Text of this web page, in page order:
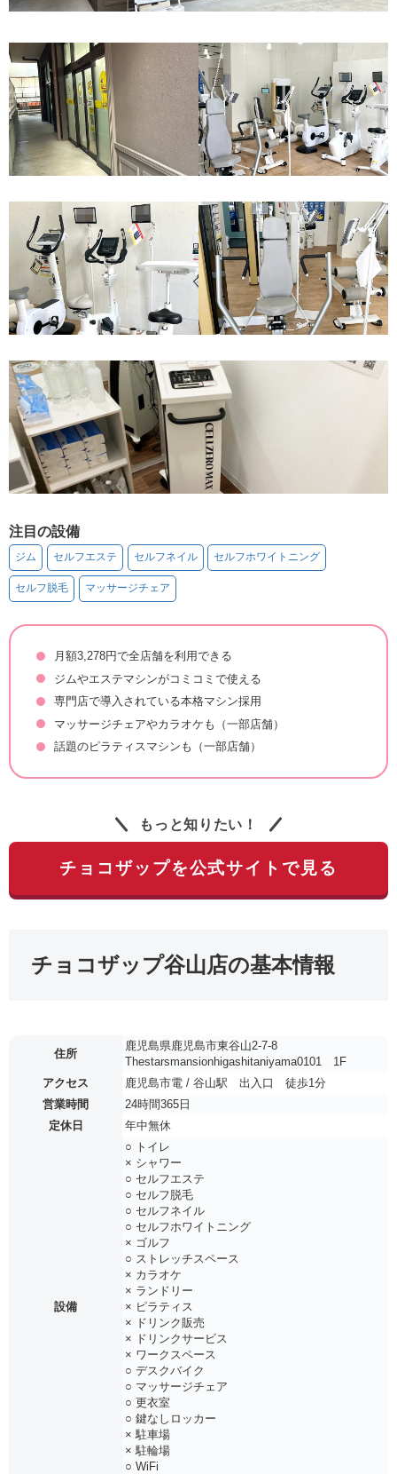
注目の設備
ジム セルフエステ セルフネイル セルフホワイトニング
セルフ脱毛 マッサージチェア
月額3,278円で全店舗を利用できる
ジムやエステマシンがコミコミで使える
専門店で導入されている本格マシン採用
マッサージチェアやカラオケも（一部店舗）
話題のピラティスマシンも（一部店舗）
もっと知りたい！
チョコザップを公式サイトで見る
チョコザップ谷山店の基本情報
住所
鹿児島県鹿児島市東谷山2-7-8
Thestarsmansionhigashitaniyama0101 1F
アクセス
鹿児島市電 / 谷山駅 出入口 徒歩1分
営業時間
24時間365日
定休日
年中無休
設備
○ トイレ
× シャワー
○ セルフエステ
○ セルフ脱毛
○ セルフネイル
○ セルフホワイトニング
× ゴルフ
○ ストレッチスペース
× カラオケ
× ランドリー
× ピラティス
× ドリンク販売
× ドリンクサービス
× ワークスペース
○ デスクバイク
○ マッサージチェア
○ 更衣室
○ 鍵なしロッカー
× 駐車場
× 駐輪場
○ WiFi